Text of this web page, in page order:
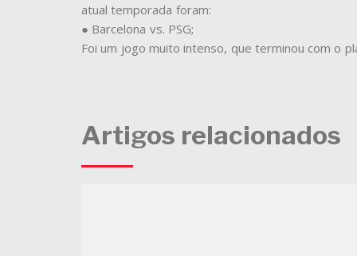
atual temporada foram:
● Barcelona vs. PSG;
Foi um jogo muito intenso, que terminou com o
Artigos relacionados